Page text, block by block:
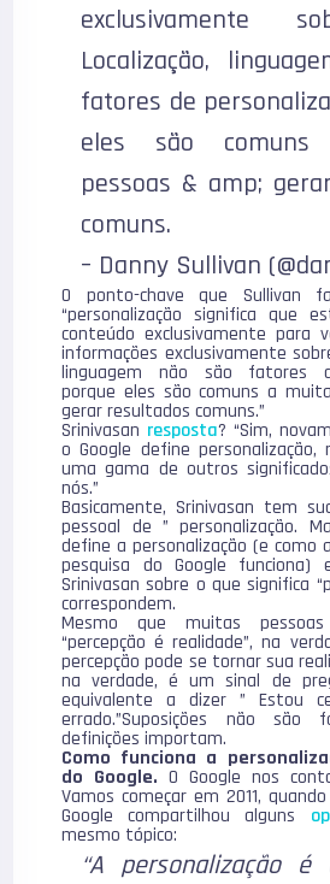
exclusivamente
Localização,
fatores de
eles são
pessoas & amp;
comuns.
– Danny Sullivan
O ponto-chave que Sullivan
“personalização significa que
conteúdo exclusivamente para
informações exclusivamente
linguagem não são fatores
porque eles são comuns a
gerar resultados comuns.”
Srinivasan resposta? “Sim,
o Google define
uma gama de outros
nós.”
Basicamente, Srinivasan tem
pessoal de ” personalização.
define a personalização (e como
pesquisa do Google funciona)
Srinivasan sobre o que significa
correspondem.
Mesmo que muitas
“percepção é realidade”, na
percepção pode se tornar sua
na verdade, é um sinal de
equivalente a dizer ” Estou
errado.”Suposições não são
definições importam.
Como funciona a
do Google.O Google nos
Vamos começar em 2011,
Google compartilhou alguns
mesmo tópico:
“A personalização é